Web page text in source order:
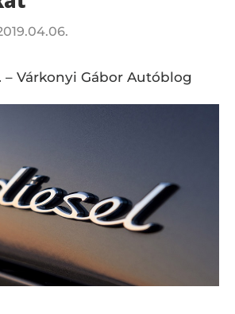
– Várkonyi Gábor Autóblog